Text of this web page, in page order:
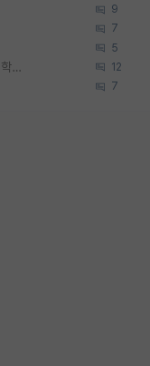
9
7
5
우리나라도 학구 열풍보면 Higher Doctorate 학위가 필요하다고 봅니다. 12
7